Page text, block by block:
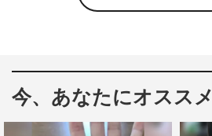
今、あなたにオススメ